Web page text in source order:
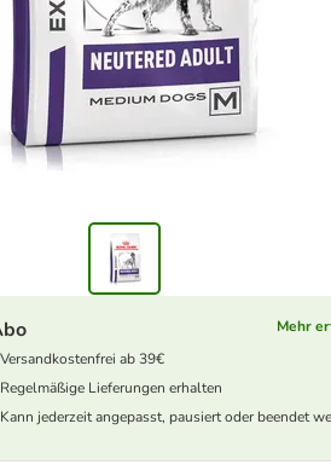
Mehr
Versandkostenfrei ab 39€
Regelmäßige Lieferungen erhalten
Kann jederzeit angepasst, pausiert oder beendet